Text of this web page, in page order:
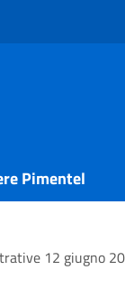
Pimentel
12 giugno